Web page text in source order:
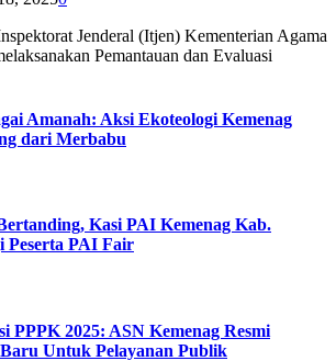
Jenderal (Itjen) Kementerian Agama
Pemantauan dan Evaluasi
Amanah: Aksi Ekoteologi Kemenag
dari Merbabu
Kasi PAI Kemenag Kab.
Peserta PAI Fair
PPPK 2025: ASN Kemenag Resmi
Untuk Pelayanan Publik